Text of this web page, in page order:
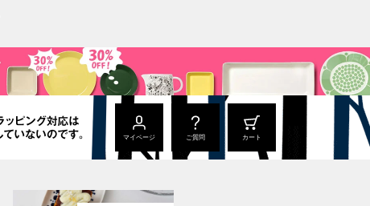
マイページ ご質問 カート